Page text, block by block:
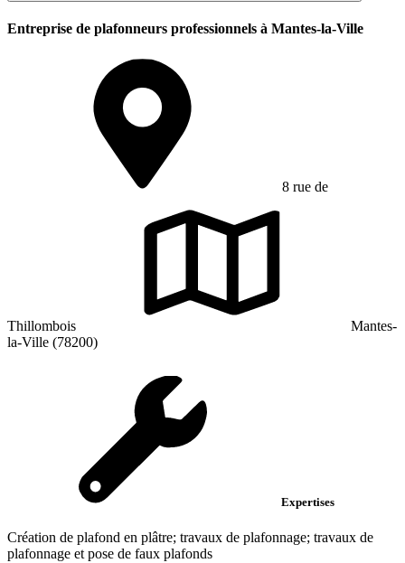
Entreprise de plafonneurs professionnels à Mantes-la-Ville
8 rue de
Thillombois
Mantes-
la-Ville (78200)
Expertises
Création de plafond en plâtre; travaux de plafonnage; travaux de
plafonnage et pose de faux plafonds